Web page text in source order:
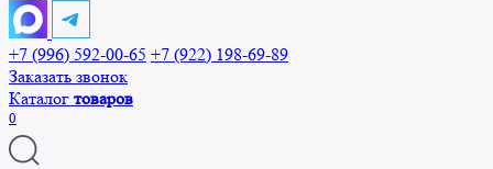
+7 (996) 592-00-65 +7 (922) 198-69-89
Заказать звонок
Каталог товаров
0